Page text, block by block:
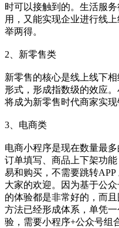
时可以接触到的。生活服
用，又能实现企业进行线
举两得。
2、新零售类
新零售的核心是线上线下
形式，形成指数级的效应
将成为新零售时代商家实现
3、电商类
电商小程序是现在数量最
订单填写、商品上下架功
易和购买，不需要跳转
大家的欢迎。因为基于公
的体验都是非常好的，而
方法已经形成体系，单凭
验，需要小程序+公众号组